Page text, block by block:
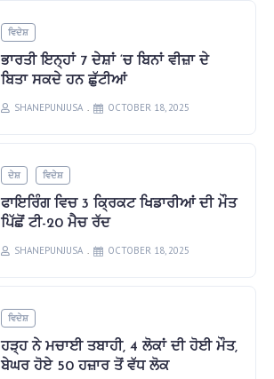
ਵਿਦੇਸ਼
ਭਾਰਤੀ ਇਨ੍ਹਾਂ 7 ਦੇਸ਼ਾਂ ‘ਚ ਬਿਨਾਂ ਵੀਜ਼ਾ ਦੇ
ਬਿਤਾ ਸਕਦੇ ਹਨ ਛੁੱਟੀਆਂ
SHANEPUNJUSA OCTOBER 18, 2025
ਦੇਸ਼ ਵਿਦੇਸ਼
ਫਾਇਰਿੰਗ ਵਿਚ 3 ਕ੍ਰਿਕਟ ਖਿਡਾਰੀਆਂ ਦੀ ਮੌਤ
ਪਿੱਛੋਂ ਟੀ-20 ਮੈਚ ਰੱਦ
SHANEPUNJUSA OCTOBER 18, 2025
ਵਿਦੇਸ਼
ਹੜ੍ਹ ਨੇ ਮਚਾਈ ਤਬਾਹੀ, 4 ਲੋਕਾਂ ਦੀ ਹੋਈ ਮੌਤ,
ਬੇਘਰ ਹੋਏ 50 ਹਜ਼ਾਰ ਤੋਂ ਵੱਧ ਲੋਕ